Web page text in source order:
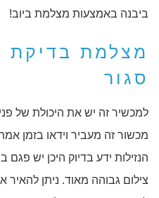
ביבנה באמצעות מצלמת ביוב!
מצלמת בדיקת
סגור
מכשור זה מעביר וידאו בזמן
הנזילות ידע בדיוק היכן יש פגם
צילום גבוהה מאוד. ניתן להאיר